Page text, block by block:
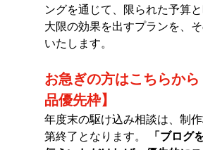
ングを通じて、限られた予算
大限の効果を出すプランを、
いたします。
お急ぎの方はこちらか
品優先枠】
年度末の駆け込み相談は、制
第終了となります。
「ブログ